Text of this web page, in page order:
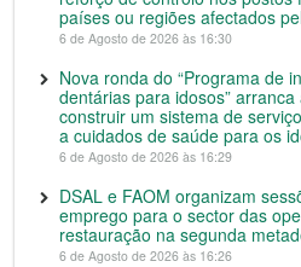
países ou regiões afectados
6 de Agosto de 2026 às 16:30
Nova ronda do “Programa de
dentárias para idosos”
construir um sistema de
a cuidados de saúde para os
6 de Agosto de 2026 às 16:29
DSAL e FAOM organizam
emprego para o sector das
restauração na segunda
6 de Agosto de 2026 às 16:26